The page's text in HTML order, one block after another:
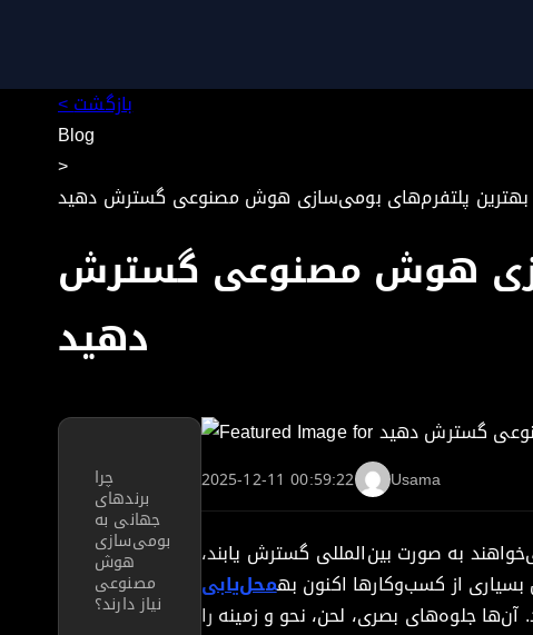
< بازگشت
Blog
>
بهترین پلتفرم‌های بومی‌سازی هوش مصنوعی گسترش دهید
هوش مصنوعی گسترش
دهید
چرا
برندهای
جهانی به
بومی‌سازی
هوش
مصنوعی
نیاز دارند؟
2025-12-11 00:59:22 Usama
به صورت بین‌المللی گسترش یابند،
بسیاری از کسب‌وکارها اکنون بهمحل‌یابی
آن‌ها جلوه‌های بصری، لحن، نحو و زمینه را